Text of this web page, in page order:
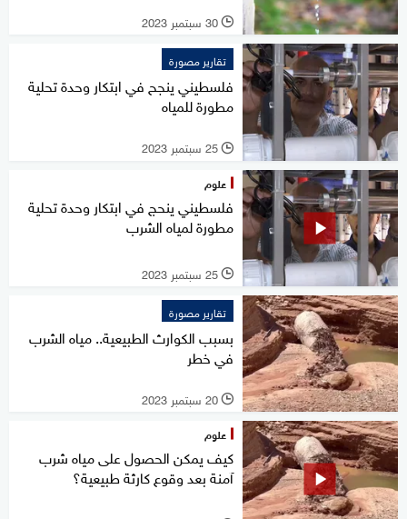
l 30 سبتمبر 2023
تقارير مصورة
فلسطيني ينجح في ابتكار وحدة تحلية
مطورة للمياه
l 25 سبتمبر 2023
علوم
فلسطيني ينحج في ابتكار وحدة تحلية
مطورة لمياه الشرب
l 25 سبتمبر 2023
تقارير مصورة
بسبب الكوارث الطبيعية.. مياه الشرب
في خطر
l 20 سبتمبر 2023
علوم
كيف يمكن الحصول على مياه شرب
آمنة بعد وقوع كارثة طبيعية؟